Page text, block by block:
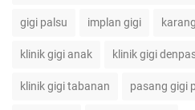
gigi palsu implan gigi
klinik gigi anak klinik gigi
klinik gigi tabanan pasang gigi